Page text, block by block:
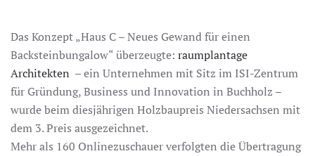
Das Konzept „Haus C – Neues Gewand für einen
Backsteinbungalow“ überzeugte: raumplantage
Architekten – ein Unternehmen mit Sitz im ISI-Zentrum
für Gründung, Business und Innovation in Buchholz –
wurde beim diesjährigen Holzbaupreis Niedersachsen mit
dem 3. Preis ausgezeichnet.
Mehr als 160 Onlinezuschauer verfolgten die Übertragung